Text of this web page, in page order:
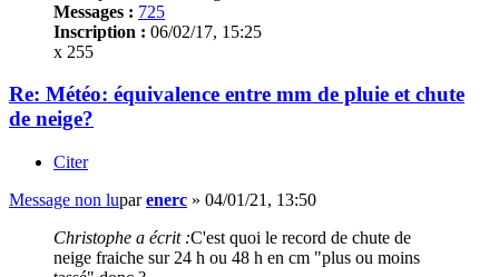
Messages : 725
Inscription : 06/02/17, 15:25
x 255
Re: Météo: équivalence entre mm de pluie et chute
de neige?
Citer
Message non luparenerc » 04/01/21, 13:50
Christophe a écrit :C'est quoi le record de chute de
neige fraiche sur 24 h ou 48 h en cm "plus ou moins